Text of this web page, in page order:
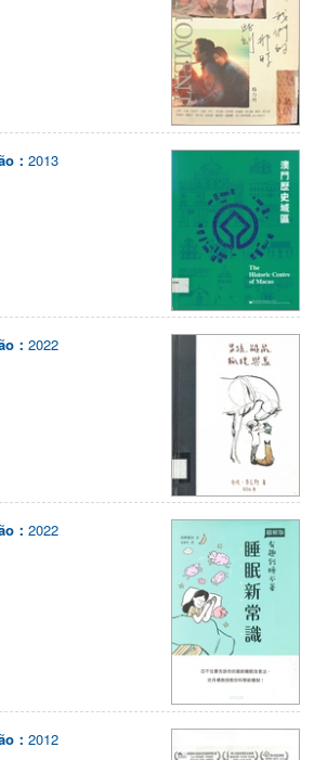
： 2013
： 2022
： 2022
： 2012